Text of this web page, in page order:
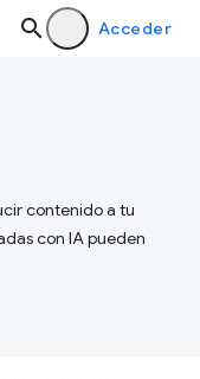
Acceder
contenido a tu
con IA pueden